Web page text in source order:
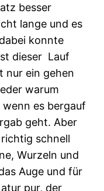
besser
lange und es
konnte
dieser Lauf
nur ein gehen
warum
wenn es bergauf
geht. Aber
schnell
Wurzeln und
Auge und für
pur, der